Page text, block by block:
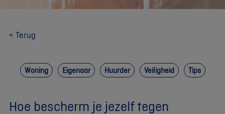
< Terug
Woning Eigenaar Huurder Veiligheid Tips
Hoe bescherm je jezelf tegen